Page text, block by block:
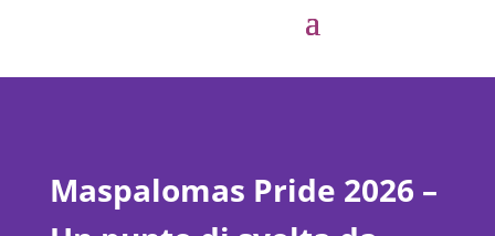
Maspalomas Pride 2026 –